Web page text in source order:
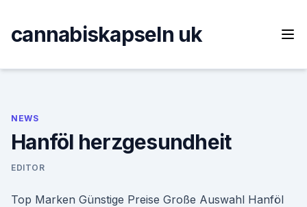
content
cannabiskapseln uk
NEWS
Hanföl herzgesundheit
EDITOR
Top Marken Günstige Preise Große Auswahl Hanföl